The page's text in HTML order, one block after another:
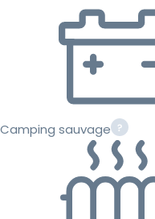
Camping sauvage